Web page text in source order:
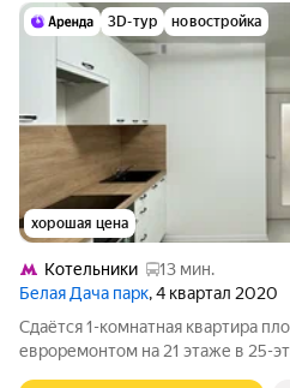
3D-тур новостройка
хорошая цена
Котельники
13 мин.
Белая Дача парк, 4 квартал 2020
Сдаётся 1-комнатная квартира
евроремонтом на 21 этаже в 25-